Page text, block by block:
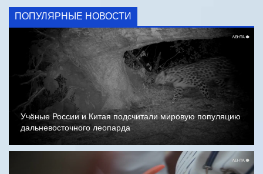
ПОПУЛЯРНЫЕ НОВОСТИ
Учёные России и Китая подсчитали мировую популяцию
дальневосточного леопарда